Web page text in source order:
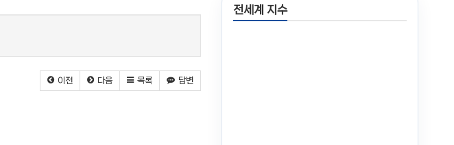
이전 다음 목록 답변
전세계 지수